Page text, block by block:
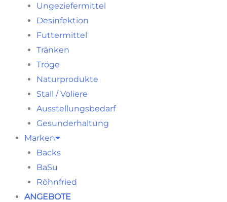
Ungeziefermittel
Desinfektion
Futtermittel
Tränken
Tröge
Naturprodukte
Stall / Voliere
Ausstellungsbedarf
Gesunderhaltung
Marken
Backs
BaSu
Röhnfried
ANGEBOTE